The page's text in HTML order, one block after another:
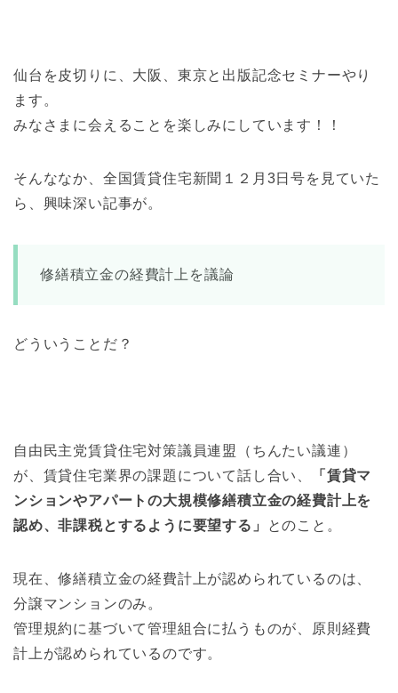
仙台を皮切りに、大阪、東京と出版記念セミナーやり
ます。
みなさまに会えることを楽しみにしています！！
そんななか、全国賃貸住宅新聞１２月3日号を見ていた
ら、興味深い記事が。
修繕積立金の経費計上を議論
どういうことだ？
自由民主党賃貸住宅対策議員連盟（ちんたい議連）
が、賃貸住宅業界の課題について話し合い、
「賃貸マ
ンションやアパートの大規模修繕積立金の経費計上を
認め、非課税とするように要望する」
とのこと。
現在、修繕積立金の経費計上が認められているのは、
分譲マンションのみ。
管理規約に基づいて管理組合に払うものが、原則経費
計上が認められているのです。